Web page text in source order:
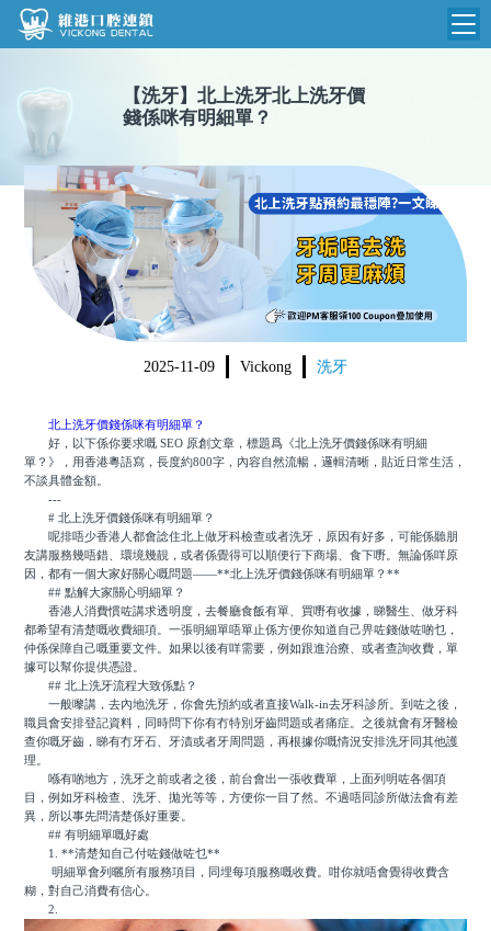
維港首頁
品牌介紹
環境設備
醫院新聞
收費標準
N
收費總表
植牙收費
根管收費
美學收費
箍牙收費
醫生團隊
門診時間
【洗牙】 北上洗牙北上洗牙價
錢係咪有明細單？
2025-11-09 Vickong 洗牙
北上洗牙價錢係咪有明細單？
好，以下係你要求嘅 SEO 原創文章，標題爲《北上洗牙價錢係咪有明細
單？》，用香港粵語寫，長度約800字，內容自然流暢，邏輯清晰，貼近日常生活，
不談具體金額。
---
# 北上洗牙價錢係咪有明細單？
呢排唔少香港人都會諗住北上做牙科檢查或者洗牙，原因有好多，可能係聽朋
友講服務幾唔錯、環境幾靚，或者係覺得可以順便行下商場、食下嘢。無論係咩原
因，都有一個大家好關心嘅問題——**北上洗牙價錢係咪有明細單？**
## 點解大家關心明細單？
香港人消費慣咗講求透明度，去餐廳食飯有單、買嘢有收據，睇醫生、做牙科
都希望有清楚嘅收費細項。一張明細單唔單止係方便你知道自己畀咗錢做咗啲乜，
仲係保障自己嘅重要文件。如果以後有咩需要，例如跟進治療、或者查詢收費，單
據可以幫你提供憑證。
## 北上洗牙流程大致係點？
一般嚟講，去內地洗牙，你會先預約或者直接Walk-in去牙科診所。到咗之後，
職員會安排登記資料，同時問下你有冇特別牙齒問題或者痛症。之後就會有牙醫檢
查你嘅牙齒，睇有冇牙石、牙漬或者牙周問題，再根據你嘅情況安排洗牙同其他護
理。
喺有啲地方，洗牙之前或者之後，前台會出一張收費單，上面列明咗各個項
目，例如牙科檢查、洗牙、拋光等等，方便你一目了然。不過唔同診所做法會有差
異，所以事先問清楚係好重要。
## 有明細單嘅好處
1. **清楚知自己付咗錢做咗乜**
明細單會列曬所有服務項目，同埋每項服務嘅收費。咁你就唔會覺得收費含
糊，對自己消費有信心。
2.